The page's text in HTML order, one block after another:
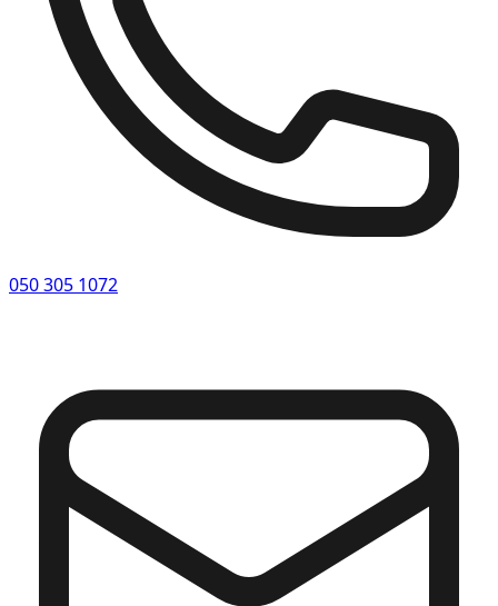
050 305 1072